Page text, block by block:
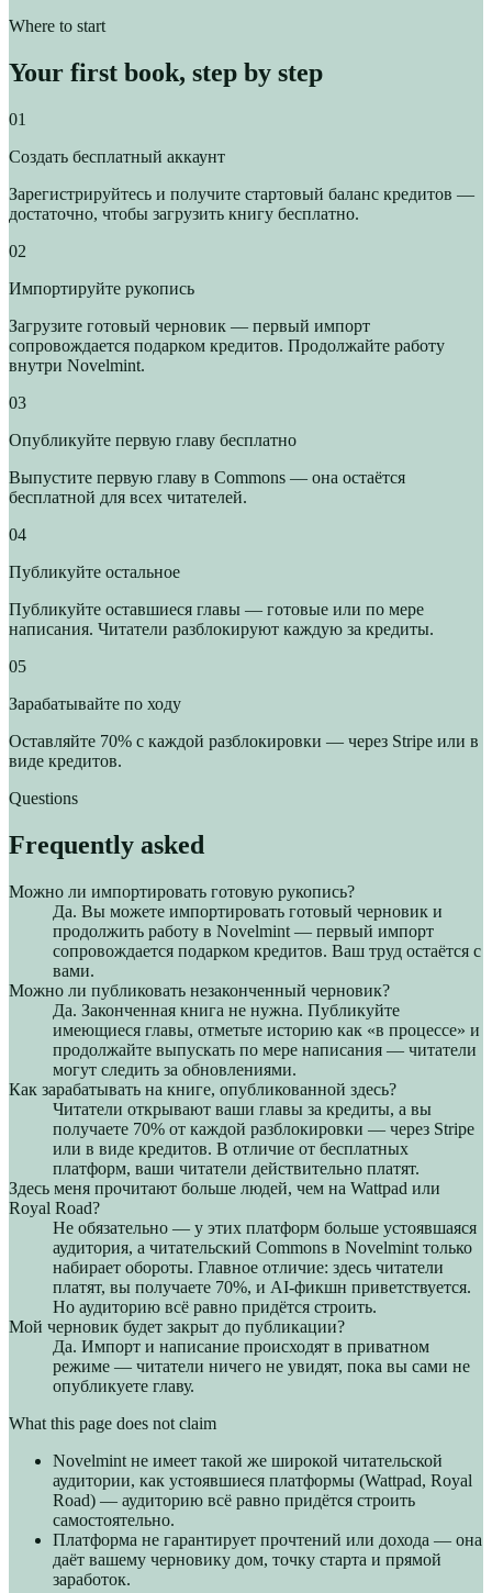
Where to start
Your first book, step by step
01
Создать бесплатный аккаунт
Зарегистрируйтесь и получите стартовый баланс кредитов —
достаточно, чтобы загрузить книгу бесплатно.
02
Импортируйте рукопись
Загрузите готовый черновик — первый импорт
сопровождается подарком кредитов. Продолжайте работу
внутри Novelmint.
03
Опубликуйте первую главу бесплатно
Выпустите первую главу в Commons — она остаётся
бесплатной для всех читателей.
04
Публикуйте остальное
Публикуйте оставшиеся главы — готовые или по мере
написания. Читатели разблокируют каждую за кредиты.
05
Зарабатывайте по ходу
Оставляйте 70% с каждой разблокировки — через Stripe или в
виде кредитов.
Questions
Frequently asked
Можно ли импортировать готовую рукопись?
Да. Вы можете импортировать готовый черновик и
продолжить работу в Novelmint — первый импорт
сопровождается подарком кредитов. Ваш труд остаётся с
вами.
Можно ли публиковать незаконченный черновик?
Да. Законченная книга не нужна. Публикуйте
имеющиеся главы, отметьте историю как «в процессе» и
продолжайте выпускать по мере написания — читатели
могут следить за обновлениями.
Как зарабатывать на книге, опубликованной здесь?
Читатели открывают ваши главы за кредиты, а вы
получаете 70% от каждой разблокировки — через Stripe
или в виде кредитов. В отличие от бесплатных
платформ, ваши читатели действительно платят.
Здесь меня прочитают больше людей, чем на Wattpad или
Royal Road?
Не обязательно — у этих платформ больше устоявшаяся
аудитория, а читательский Commons в Novelmint только
набирает обороты. Главное отличие: здесь читатели
платят, вы получаете 70%, и AI-фикшн приветствуется.
Но аудиторию всё равно придётся строить.
Мой черновик будет закрыт до публикации?
Да. Импорт и написание происходят в приватном
режиме — читатели ничего не увидят, пока вы сами не
опубликуете главу.
What this page does not claim
Novelmint не имеет такой же широкой читательской
аудитории, как устоявшиеся платформы (Wattpad, Royal
Road) — аудиторию всё равно придётся строить
самостоятельно.
Платформа не гарантирует прочтений или дохода — она
даёт вашему черновику дом, точку старта и прямой
заработок.